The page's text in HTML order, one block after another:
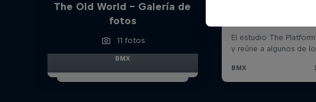
The Old World – Galería de
fotos
11 fotos
BMX